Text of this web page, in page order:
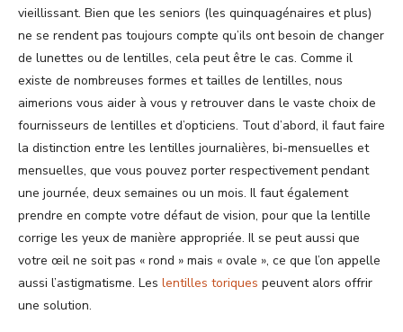
vieillissant. Bien que les seniors (les quinquagénaires et plus)
ne se rendent pas toujours compte qu’ils ont besoin de changer
de lunettes ou de lentilles, cela peut être le cas. Comme il
existe de nombreuses formes et tailles de lentilles, nous
aimerions vous aider à vous y retrouver dans le vaste choix de
fournisseurs de lentilles et d’opticiens. Tout d’abord, il faut faire
la distinction entre les lentilles journalières, bi-mensuelles et
mensuelles, que vous pouvez porter respectivement pendant
une journée, deux semaines ou un mois. Il faut également
prendre en compte votre défaut de vision, pour que la lentille
corrige les yeux de manière appropriée. Il se peut aussi que
votre œil ne soit pas « rond » mais « ovale », ce que l’on appelle
aussi l’astigmatisme. Les lentilles toriques peuvent alors offrir
une solution.